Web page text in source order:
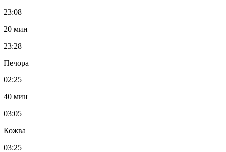
23:08
20 мин
23:28
Печора
02:25
40 мин
03:05
Кожва
03:25